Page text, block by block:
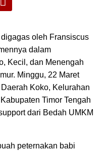
oleh Fransiscus
dalam
Kecil, dan Menengah
Minggu, 22 Maret
Koko, Kelurahan
Timor Tengah
dari Bedah UMKM
peternakan babi